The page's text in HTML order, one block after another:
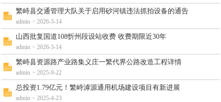
站
繁峙县交通管理大队关于启用砂河镇违法抓拍设备的通告
admin • 2026-3-14
山西批复国道108忻州段设站收费 收费期限近30年
admin • 2026-3-14
繁峙县资源路产业路集义庄一繁代界公路改造工程详情
admin • 2025-9-22
总投资1.79亿元！繁峙滹源通用机场建设项目有新进展
admin • 2025-4-23